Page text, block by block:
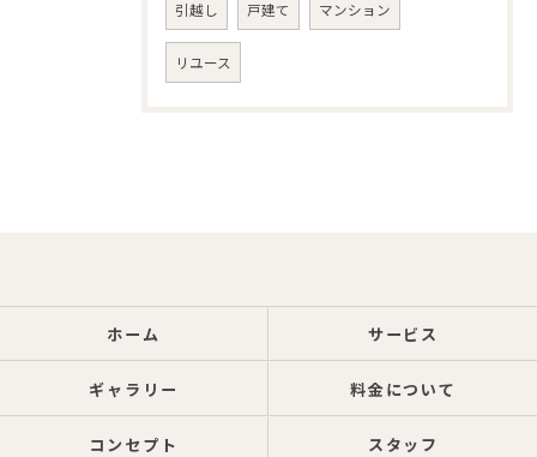
引越し 戸建て マンション
リユース
ホーム サービス
ギャラリー 料金について
コンセプト スタッフ